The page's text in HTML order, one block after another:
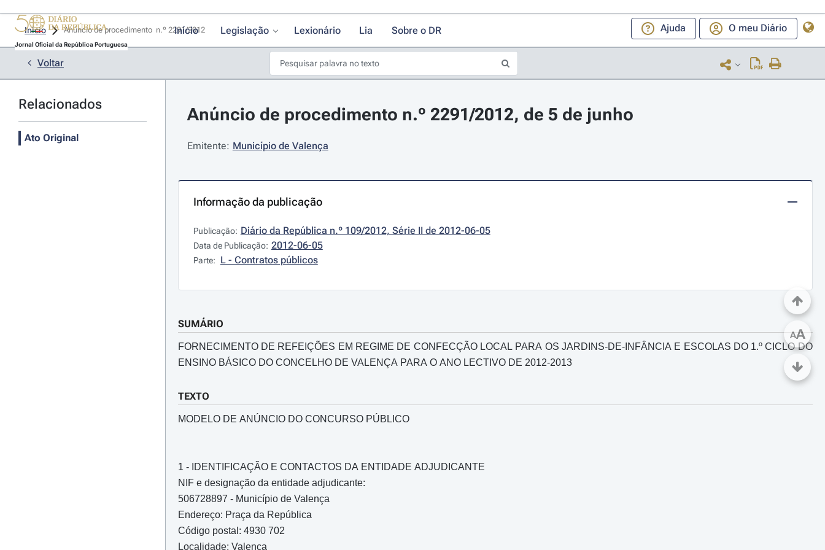
Jornal Oficial da República Portuguesa
Início Legislação Lexionário Lia Sobre o DR Ajuda O meu Diário
Início
Voltar
Relacionados
Ato Original
Anúncio de procedimento n.º 2291/2012, de 5 de junho
Emitente: Município de Valença
Informação da publicação
Publicação: Diário da República n.º 109/2012, Série II de 2012-06-05
Data de Publicação: 2012-06-05
Parte: L - Contratos públicos
SUMÁRIO
FORNECIMENTO DE REFEIÇÕES EM REGIME DE CONFECÇÃO LOCAL PARA OS JARDINS-DE-INFÂNCIA E ESCOLAS DO 1.º CICLO DO
ENSINO BÁSICO DO CONCELHO DE VALENÇA PARA O ANO LECTIVO DE 2012-2013
TEXTO
MODELO DE ANÚNCIO DO CONCURSO PÚBLICO
1 - IDENTIFICAÇÃO E CONTACTOS DA ENTIDADE ADJUDICANTE
NIF e designação da entidade adjudicante:
506728897 - Município de Valença
Endereço: Praça da República
Código postal: 4930 702
Localidade: Valença
AA